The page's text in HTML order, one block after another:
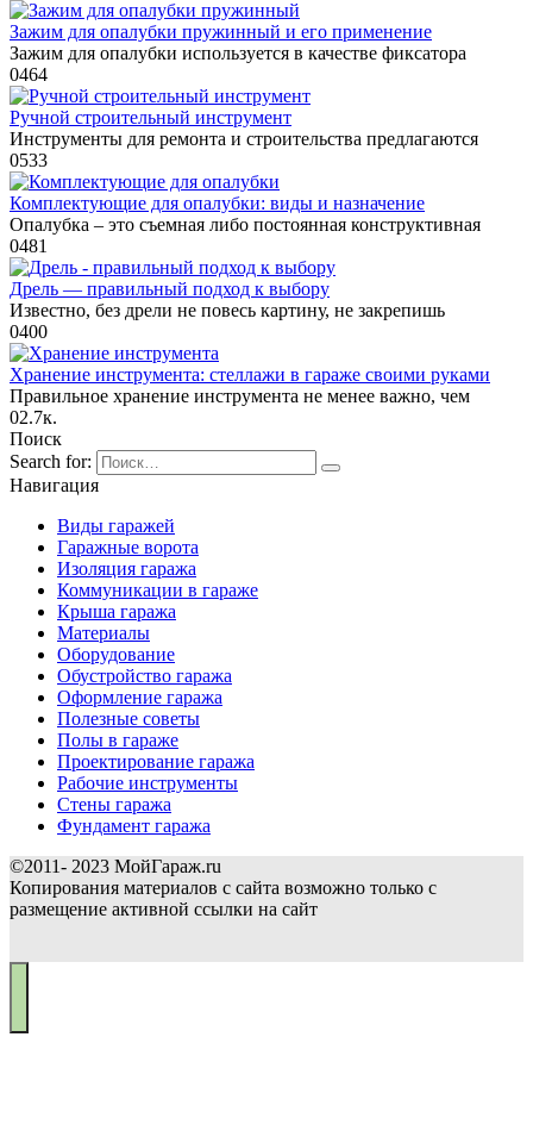
Зажим для опалубки пружинный и его применение
Зажим для опалубки используется в качестве фиксатора
0464
Ручной строительный инструмент
Инструменты для ремонта и строительства предлагаются
0533
Комплектующие для опалубки: виды и назначение
Опалубка – это съемная либо постоянная конструктивная
0481
Дрель — правильный подход к выбору
Известно, без дрели не повесь картину, не закрепишь
0400
Хранение инструмента: стеллажи в гараже своими руками
Правильное хранение инструмента не менее важно, чем
02.7к.
Поиск
Search for:
Навигация
Виды гаражей
Гаражные ворота
Изоляция гаража
Коммуникации в гараже
Крыша гаража
Материалы
Оборудование
Обустройство гаража
Оформление гаража
Полезные советы
Полы в гараже
Проектирование гаража
Рабочие инструменты
Стены гаража
Фундамент гаража
©2011- 2023 МойГараж.ru
Копирования материалов с сайта возможно только с
размещение активной ссылки на сайт